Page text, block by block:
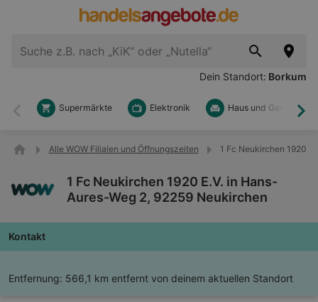
Dein Standort: Borkum
Zurück
Supermärkte Elektronik Haus und Garten
Alle WOW Filialen und Öffnungszeiten 1 Fc Neukirchen 1920
1 Fc Neukirchen 1920 E.V. in Hans-
Aures-Weg 2, 92259 Neukirchen
Kontakt
Entfernung: 566,1 km entfernt von deinem aktuellen Standort